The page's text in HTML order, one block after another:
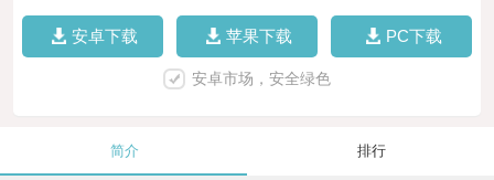
安卓下载 苹果下载 PC下载
安卓市场，安全绿色
简介 排行